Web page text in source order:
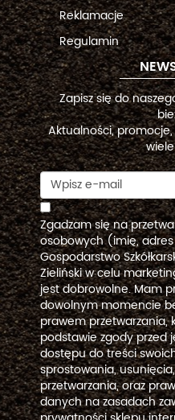
Reklamacje
Regulamin
Zapisz się do
Aktualności,
Zgadzam się na
osobowych (imię,
Gospodarstwo
Zieliński w celu
jest dobrowolne. Mam
dowolnym momencie
prawem
podstawie zgody przed
dostępu do treści
sprostowania,
przetwarzania, oraz
danych na zasadach